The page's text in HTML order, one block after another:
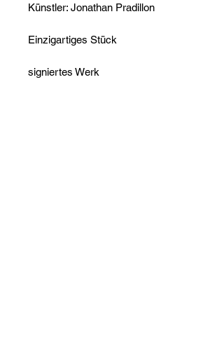
Künstler: Jonathan Pradillon
Einzigartiges Stück
signiertes Werk